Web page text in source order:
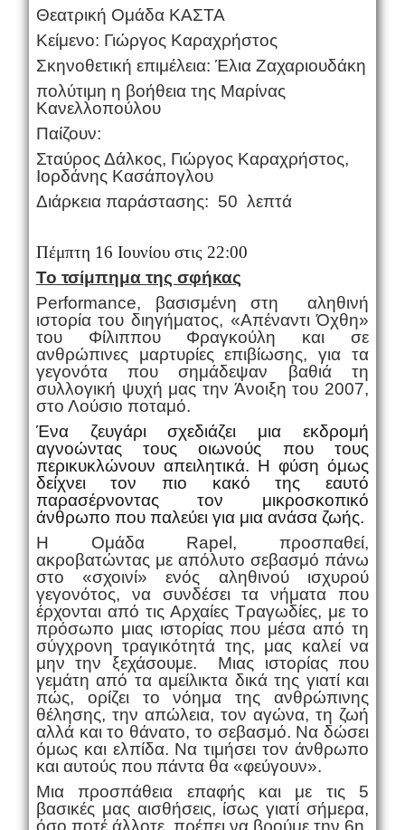
Θεατρική Ομάδα ΚΑΣΤΑ
Κείμενο: Γιώργος Καραχρήστος
Σκηνοθετική επιμέλεια: Έλια Ζαχαριουδάκη
πολύτιμη η βοήθεια της Μαρίνας
Κανελλοπούλου
Παίζουν:
Σταύρος Δάλκος, Γιώργος Καραχρήστος,
Ιορδάνης Κασάπογλου
Διάρκεια παράστασης: 50 λεπτά
Πέμπτη 16 Ιουνίου στις 22:00
Το τσίμπημα της σφήκας
Performance, βασισμένη στη αληθινή
ιστορία του διηγήματος, «Απέναντι Όχθη»
του Φίλιππου Φραγκούλη και σε
ανθρώπινες μαρτυρίες επιβίωσης, για τα
γεγονότα που σημάδεψαν βαθιά τη
συλλογική ψυχή μας την Άνοιξη του 2007,
στο Λούσιο ποταμό.
Ένα ζευγάρι σχεδιάζει μια εκδρομή
αγνοώντας τους οιωνούς που τους
περικυκλώνουν απειλητικά. Η φύση όμως
δείχνει τον πιο κακό της εαυτό
παρασέρνοντας τον μικροσκοπικό
άνθρωπο που παλεύει για μια ανάσα ζωής.
Η Ομάδα Rapel, προσπαθεί,
ακροβατώντας με απόλυτο σεβασμό πάνω
στο «σχοινί» ενός αληθινού ισχυρού
γεγονότος, να συνδέσει τα νήματα που
έρχονται από τις Αρχαίες Τραγωδίες, με το
πρόσωπο μιας ιστορίας που μέσα από τη
σύγχρονη τραγικότητά της, μας καλεί να
μην την ξεχάσουμε. Μιας ιστορίας που
γεμάτη από τα αμείλικτα δικά της γιατί και
πώς, ορίζει το νόημα της ανθρώπινης
θέλησης, την απώλεια, τον αγώνα, τη ζωή
αλλά και το θάνατο, το σεβασμό. Να δώσει
όμως και ελπίδα. Να τιμήσει τον άνθρωπο
και αυτούς που πάντα θα «φεύγουν».
Μια προσπάθεια επαφής και με τις 5
βασικές μας αισθήσεις, ίσως γιατί σήμερα,
όσο ποτέ άλλοτε, πρέπει να βρούμε την 6η.